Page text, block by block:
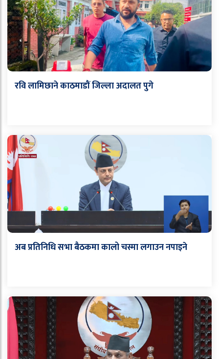
रवि लामिछाने काठमाडौं जिल्ला अदालत पुगे
अब प्रतिनिधि सभा बैठकमा कालो चस्मा लगाउन नपाइने